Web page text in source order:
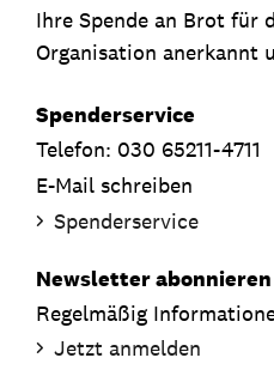
Ihre Spende an Brot für
Organisation anerkannt
Spenderservice
Telefon: 030 65211-4711
E-Mail schreiben
Spenderservice
Newsletter abonnieren
Regelmäßig
Jetzt anmelden